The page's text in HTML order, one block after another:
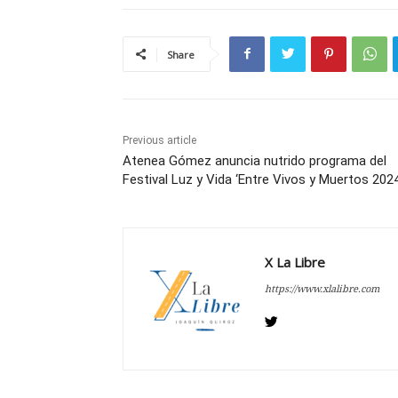
Share
Previous article
Atenea Gómez anuncia nutrido programa del
Festival Luz y Vida ‘Entre Vivos y Muertos
X La Libre
https://www.xlalibre.com